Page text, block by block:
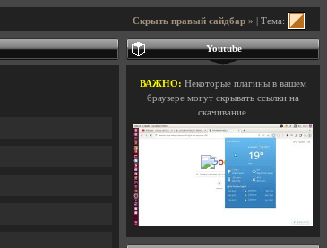
Скрыть правый сайдбар » | Тема:
Youtube
ВАЖНО: Некоторые плагины в вашем
браузере могут скрывать ссылки на
скачивание.